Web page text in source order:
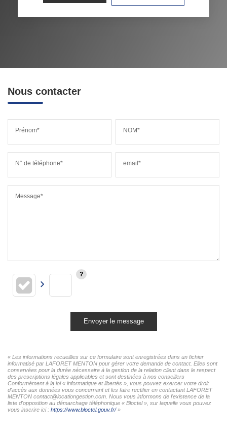
Nous contacter
Prénom* NOM*
N° de téléphone* email*
Message*
Envoyer le message
« Les informations recueillies sur ce formulaire sont enregistrées dans un fichier
informatisé par LAFORET MENTON pour gérer votre demande de contact. Elles sont
conservées pour la durée nécessaire à la gestion de la relation client dans le respect
des prescriptions légales applicables et sont destinées à nos conseillers
Conformément à la loi « informatique et libertés », vous pouvez exercer votre droit
d'accès aux données vous concernant et les faire rectifier en contactant LAFORET
MENTON contact@locationgestion.com. Nous vous informons de l'existence de la
liste d'opposition au démarchage téléphonique « Bloctel », sur laquelle vous pouvez
vous inscrire ici : https://www.bloctel.gouv.fr/»